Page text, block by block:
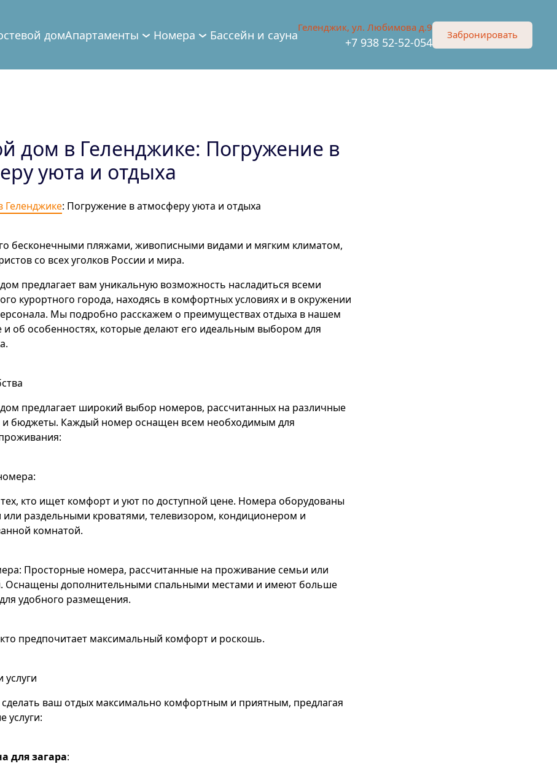
домАпартаменты Номера Бассейн и сауна
Геленджик, ул. Любимова д.9
+7 938 52-52-054
Забронировать
дом в Геленджике: Погружение в
уюта и отдыха
Геленджике: Погружение в атмосферу уюта и отдыха
бесконечными пляжами, живописными видами и мягким климатом,
со всех уголков России и мира.
предлагает вам уникальную возможность насладиться всеми
курортного города, находясь в комфортных условиях и в окружении
Мы подробно расскажем о преимуществах отдыха в нашем
и об особенностях, которые делают его идеальным выбором для
предлагает широкий выбор номеров, рассчитанных на различные
и бюджеты. Каждый номер оснащен всем необходимым для
кто ищет комфорт и уют по доступной цене. Номера оборудованы
раздельными кроватями, телевизором, кондиционером и
комнатой.
Просторные номера, рассчитанные на проживание семьи или
Оснащены дополнительными спальными местами и имеют больше
удобного размещения.
предпочитает максимальный комфорт и роскошь.
ваш отдых максимально комфортным и приятным, предлагая
услуги:
для загара: